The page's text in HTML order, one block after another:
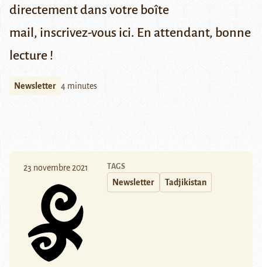
directement dans votre boîte
mail, inscrivez-vous ici. En attendant, bonne
lecture !
Newsletter 4 minutes
23 novembre 2021 TAGS
Newsletter Tadjikistan